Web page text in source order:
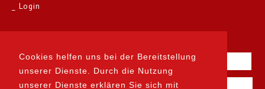
Cookies helfen uns bei der Bereitstellung
unserer Dienste. Durch die Nutzung
unserer Dienste erklären Sie sich mit
Login